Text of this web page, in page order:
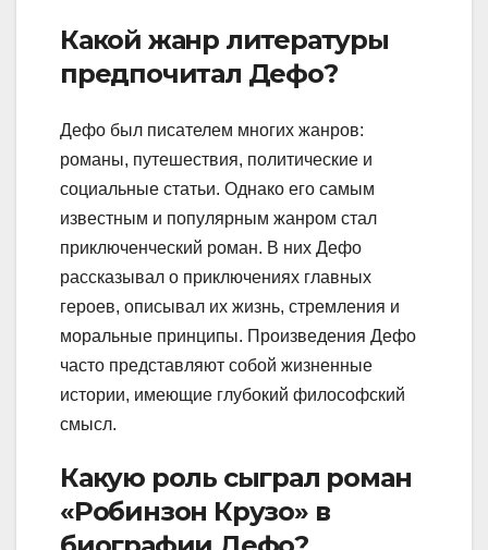
Какой жанр литературы
предпочитал Дефо?
Дефо был писателем многих жанров:
романы, путешествия, политические и
социальные статьи. Однако его самым
известным и популярным жанром стал
приключенческий роман. В них Дефо
рассказывал о приключениях главных
героев, описывал их жизнь, стремления и
моральные принципы. Произведения Дефо
часто представляют собой жизненные
истории, имеющие глубокий философский
смысл.
Какую роль сыграл роман
«Робинзон Крузо» в